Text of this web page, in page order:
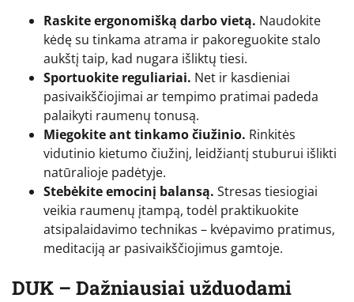
Raskite ergonomišką darbo vietą. Naudokite
kėdę su tinkama atrama ir pakoreguokite stalo
aukštį taip, kad nugara išliktų tiesi.
Sportuokite reguliariai. Net ir kasdieniai
pasivaikščiojimai ar tempimo pratimai padeda
palaikyti raumenų tonusą.
Miegokite ant tinkamo čiužinio. Rinkitės
vidutinio kietumo čiužinį, leidžiantį stuburui išlikti
natūralioje padėtyje.
Stebėkite emocinį balansą. Stresas tiesiogiai
veikia raumenų įtampą, todėl praktikuokite
atsipalaidavimo technikas – kvėpavimo pratimus,
meditaciją ar pasivaikščiojimus gamtoje.
DUK – Dažniausiai užduodami